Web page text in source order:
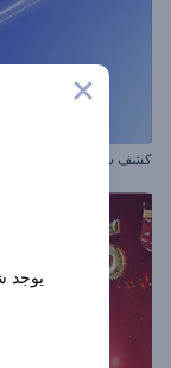
كشف شعار بإضاءة أنيقة